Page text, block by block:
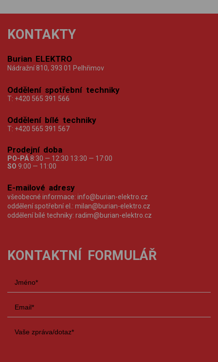
KONTAKTY
Burian ELEKTRO
Nádražní 810, 393 01 Pelhřimov
Oddělení spotřební techniky
T: +420 565 391 566
Oddělení bílé techniky
T: +420 565 391 567
Prodejní doba
PO-PÁ 8:30 — 12:30 13:30 — 17:00
SO 9:00 — 11:00
E-mailové adresy
všeobecné informace: info@burian-elektro.cz
oddělení spotřební el.: milan@burian-elektro.cz
oddělení bílé techniky: radim@burian-elektro.cz
KONTAKTNÍ FORMULÁŘ